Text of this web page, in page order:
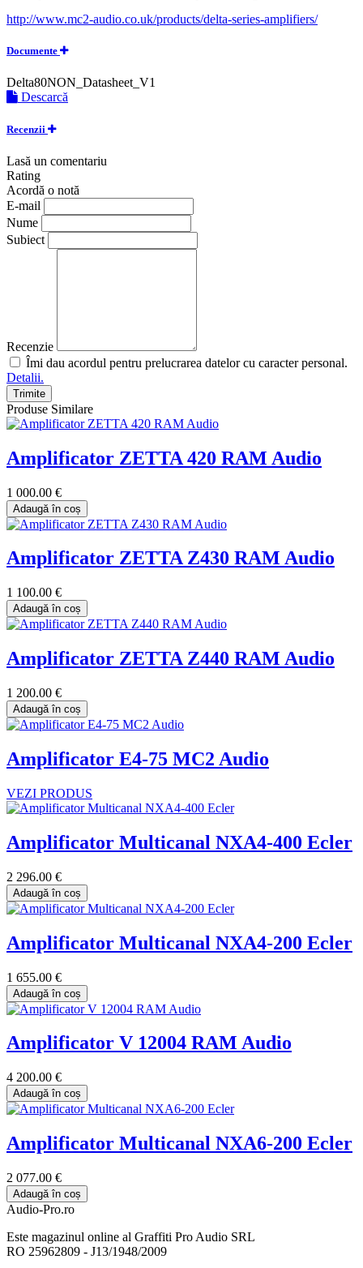
http://www.mc2-audio.co.uk/products/delta-series-amplifiers/
Documente
Delta80NON_Datasheet_V1
Descarcă
Recenzii
Lasă un comentariu
Rating
Acordă o notă
E-mail
Nume
Subiect
Recenzie
Îmi dau acordul pentru prelucrarea datelor cu caracter personal.
Detalii.
Trimite
Produse Similare
Amplificator ZETTA 420 RAM Audio
1 000.00 €
Adaugă în coș
Amplificator ZETTA Z430 RAM Audio
1 100.00 €
Adaugă în coș
Amplificator ZETTA Z440 RAM Audio
1 200.00 €
Adaugă în coș
Amplificator E4-75 MC2 Audio
VEZI PRODUS
Amplificator Multicanal NXA4-400 Ecler
2 296.00 €
Adaugă în coș
Amplificator Multicanal NXA4-200 Ecler
1 655.00 €
Adaugă în coș
Amplificator V 12004 RAM Audio
4 200.00 €
Adaugă în coș
Amplificator Multicanal NXA6-200 Ecler
2 077.00 €
Adaugă în coș
Audio-Pro.ro
Este magazinul online al Graffiti Pro Audio SRL
RO 25962809 - J13/1948/2009